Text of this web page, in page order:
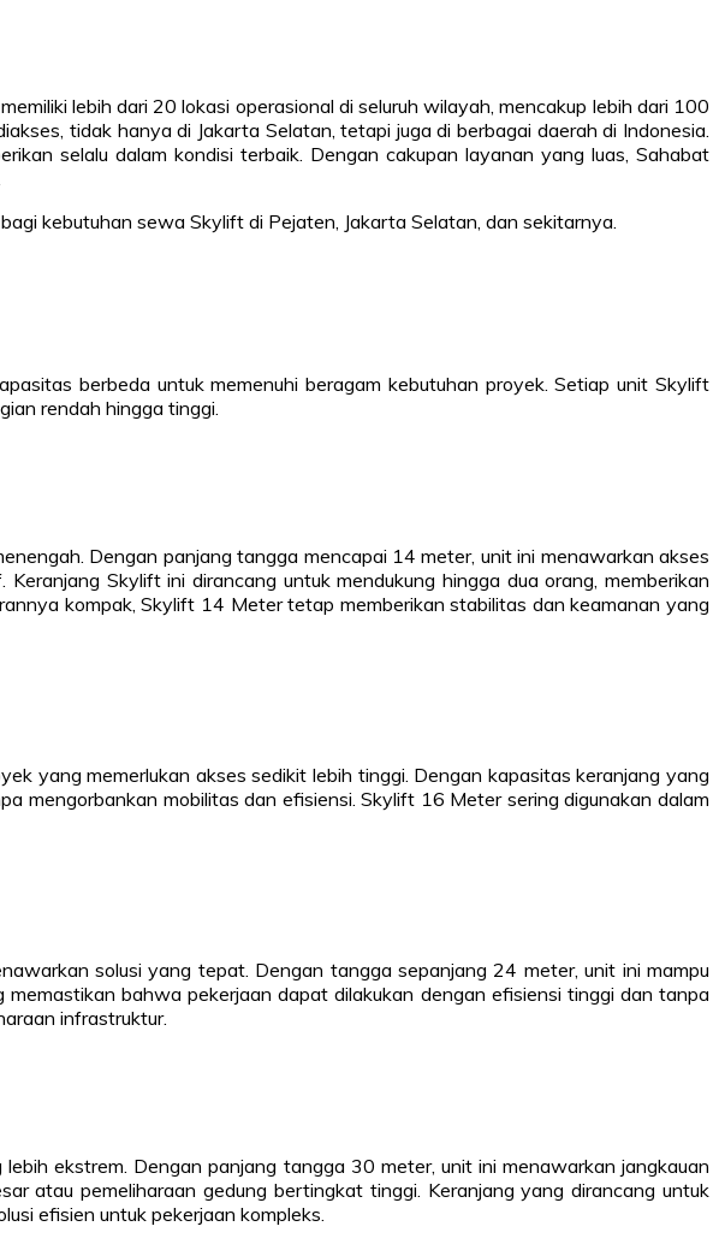
lebih dari 20 lokasi operasional di seluruh wilayah, mencakup lebih dari 100
tidak hanya di Jakarta Selatan, tetapi juga di berbagai daerah di Indonesia.
selalu dalam kondisi terbaik. Dengan cakupan layanan yang luas, Sahabat
kebutuhan sewa Skylift di Pejaten, Jakarta Selatan, dan sekitarnya.
berbeda untuk memenuhi beragam kebutuhan proyek. Setiap unit Skylift
rendah hingga tinggi.
Dengan panjang tangga mencapai 14 meter, unit ini menawarkan akses
Skylift ini dirancang untuk mendukung hingga dua orang, memberikan
kompak, Skylift 14 Meter tetap memberikan stabilitas dan keamanan yang
yang memerlukan akses sedikit lebih tinggi. Dengan kapasitas keranjang yang
mengorbankan mobilitas dan efisiensi. Skylift 16 Meter sering digunakan dalam
solusi yang tepat. Dengan tangga sepanjang 24 meter, unit ini mampu
bahwa pekerjaan dapat dilakukan dengan efisiensi tinggi dan tanpa
infrastruktur.
ekstrem. Dengan panjang tangga 30 meter, unit ini menawarkan jangkauan
atau pemeliharaan gedung bertingkat tinggi. Keranjang yang dirancang untuk
efisien untuk pekerjaan kompleks.